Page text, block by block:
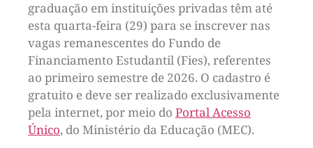
graduação em instituições privadas têm até
esta quarta-feira (29) para se inscrever nas
vagas remanescentes do Fundo de
Financiamento Estudantil (Fies), referentes
ao primeiro semestre de 2026. O cadastro é
gratuito e deve ser realizado exclusivamente
pela internet, por meio do Portal Acesso
Único, do Ministério da Educação (MEC).